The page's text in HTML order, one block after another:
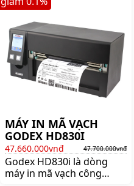
MÁY IN MÃ VẠCH
GODEX HD830I
47.660.000vnđ 47.700.000vnđ
Godex HD830i là dòng
máy in mã vạch công